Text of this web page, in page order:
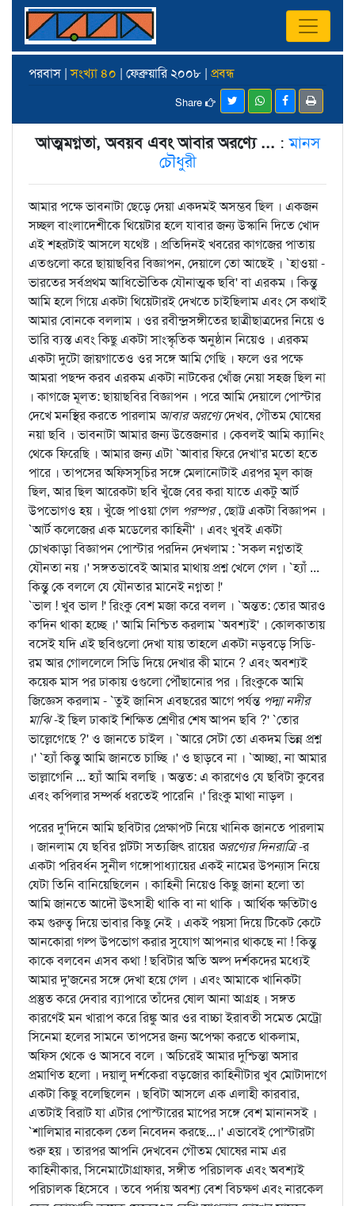
পরবাস |সংখ্যা ৪০ | ফেব্রুয়ারি ২০০৮ | প্রবন্ধ
Share
আত্মমগ্নতা, অবয়ব এবং আবার অরণ্যে ... :মানস
চৌধুরী
আমার পক্ষে ভাবনাটা ছেড়ে দেয়া একদমই অসম্ভব ছিল । একজন
সচ্ছল বাংলাদেশীকে থিয়েটার হলে যাবার জন্য উস্কানি দিতে খোদ
এই শহরটাই আসলে যথেষ্ট । প্রতিদিনই খবরের কাগজের পাতায়
এতগুলো করে ছায়াছবির বিজ্ঞাপন, দেয়ালে তো আছেই । `হাওয়া -
ভারতের সর্বপ্রথম আধিভৌতিক যৌনাত্মক ছবি' বা এরকম । কিন্তু
আমি হলে গিয়ে একটা থিয়েটারই দেখতে চাইছিলাম এবং সে কথাই
আমার বোনকে বললাম । ওর রবীন্দ্রসঙ্গীতের ছাত্রীছাত্রদের নিয়ে ও
ভারি ব্যস্ত এবং কিছু একটা সাংস্কৃতিক অনুষ্ঠান নিয়েও । এরকম
একটা দুটো জায়গাতেও ওর সঙ্গে আমি গেছি । ফলে ওর পক্ষে
আমরা পছন্দ করব এরকম একটা নাটকের খোঁজ নেয়া সহজ ছিল না
। কাগজে মূলত: ছায়াছবির বিজ্ঞাপন । পরে আমি দেয়ালে পোস্টার
দেখে মনস্থির করতে পারলামআবার অরণ্যেদেখব, গৌতম ঘোষের
নয়া ছবি । ভাবনাটা আমার জন্য উত্তেজনার । কেবলই আমি ক্যানিং
থেকে ফিরেছি । আমার জন্য এটা `আবার ফিরে দেখা'র মতো হতে
পারে । তাপসের অফিসসূচির সঙ্গে মেলানোটাই এরপর মূল কাজ
ছিল, আর ছিল আরেকটা ছবি খুঁজে বের করা যাতে একটু আর্ট
উপভোগও হয় । খুঁজে পাওয়া গেল পরম্পর, ছোট্ট একটা বিজ্ঞাপন ।
`আর্ট কলেজের এক মডেলের কাহিনী' । এবং খুবই একটা
চোখকাড়া বিজ্ঞাপন পোস্টার পরদিন দেখলাম : `সকল নগ্নতাই
যৌনতা নয় ।' সঙ্গতভাবেই আমার মাথায় প্রশ্ন খেলে গেল । `হ্যাঁ ...
কিন্তু কে বললে যে যৌনতার মানেই নগ্নতা !'
`ভাল ! খুব ভাল !' রিংকু বেশ মজা করে বলল । `অন্তত: তোর আরও
ক'দিন থাকা হচ্ছে ।' আমি নিশ্চিত করলাম `অবশ্যই' । কোলকাতায়
বসেই যদি এই ছবিগুলো দেখা যায় তাহলে একটা নড়বড়ে সিডি-
রম আর গোললেলে সিডি দিয়ে দেখার কী মানে ? এবং অবশ্যই
কয়েক মাস পর ঢাকায় ওগুলো পৌঁছানোর পর । রিংকুকে আমি
জিজ্ঞেস করলাম - `তুই জানিস এবছরের আগে পর্যন্ত পদ্মা নদীর
মাঝি-ই ছিল ঢাকাই শিক্ষিত শ্রেণীর শেষ আপন ছবি ?' `তোর
ভাল্লেগেছে ?' ও জানতে চাইল । `আরে সেটা তো একদম ভিন্ন প্রশ্ন
।' `হ্যাঁ কিন্তু আমি জানতে চাচ্ছি ।' ও ছাড়বে না । `আচ্ছা, না আমার
ভাল্লাগেনি ... হ্যাঁ আমি বলছি । অন্তত: এ কারণেও যে ছবিটা কুবের
এবং কপিলার সম্পর্ক ধরতেই পারেনি ।' রিংকু মাথা নাড়ল ।
পরের দু'দিনে আমি ছবিটার প্রেক্ষাপট নিয়ে খানিক জানতে পারলাম
। জানলাম যে ছবির প্লটটা সত্যজিৎ রায়েরঅরণ্যের দিনরাত্রি-র
একটা পরিবর্ধন সুনীল গঙ্গোপাধ্যায়ের একই নামের উপন্যাস নিয়ে
যেটা তিনি বানিয়েছিলেন । কাহিনী নিয়েও কিছু জানা হলো তা
আমি জানতে আদৌ উত্সাহী থাকি বা না থাকি । আর্থিক ক্ষতিটাও
কম গুরুত্ব দিয়ে ভাবার কিছু নেই । একই পয়সা দিয়ে টিকেট কেটে
আনকোরা গল্প উপভোগ করার সুযোগ আপনার থাকছে না ! কিন্তু
কাকে বলবেন এসব কথা ! ছবিটার অতি অল্প দর্শকদের মধ্যেই
আমার দু'জনের সঙ্গে দেখা হয়ে গেল । এবং আমাকে খানিকটা
প্রস্তুত করে দেবার ব্যাপারে তাঁদের ষোল আনা আগ্রহ । সঙ্গত
কারণেই মন খারাপ করে রিঙ্কু আর ওর বাচ্চা ইরাবতী সমেত মেট্রো
সিনেমা হলের সামনে তাপসের জন্য অপেক্ষা করতে থাকলাম,
অফিস থেকে ও আসবে বলে । অচিরেই আমার দুশ্চিন্তা অসার
প্রমাণিত হলো । দয়ালু দর্শকেরা বড়জোর কাহিনীটার খুব মোটাদাগে
একটা কিছু বলেছিলেন । ছবিটা আসলে এক এলাহী কারবার,
এতটাই বিরাট যা এটার পোস্টারের মাপের সঙ্গে বেশ মানানসই ।
`শালিমার নারকেল তেল নিবেদন করছে...।' এভাবেই পোস্টারটা
শুরু হয় । তারপর আপনি দেখবেন গৌতম ঘোষের নাম এর
কাহিনীকার, সিনেমাটোগ্রাফার, সঙ্গীত পরিচালক এবং অবশ্যই
পরিচালক হিসেবে । তবে পর্দায় অবশ্য বেশ বিচক্ষণ এবং নারকেল